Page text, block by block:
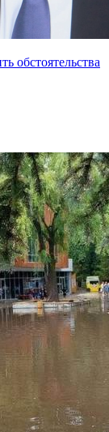
обстоятельства